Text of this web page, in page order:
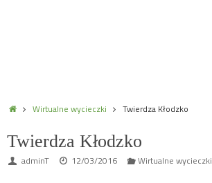
HomeWirtualne wycieczki Twierdza Kłodzko
Twierdza Kłodzko
adminT 12/03/2016 Wirtualne wycieczki